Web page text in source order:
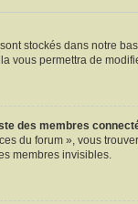
stockés dans notre
vous permettra de
des membres
du forum », vous
membres invisibles.